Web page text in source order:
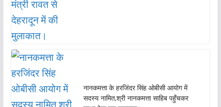
नानकमत्ता के हरजिंदर सिंह ओबीसी आयोग में
सदस्य नामित,श्री नानकमत्ता साहिब पहुँचकर